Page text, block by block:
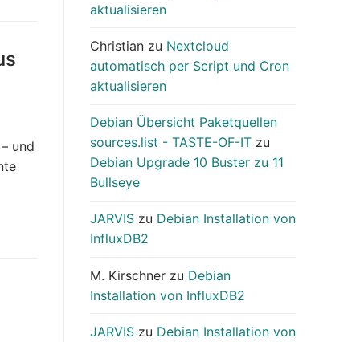
und
aktualisieren
Christian zu Nextcloud
automatisch per Script und Cron
aktualisieren
Debian Übersicht Paketquellen
sources.list - TASTE-OF-IT zu
Debian Upgrade 10 Buster zu 11
Bullseye
JARVIS zu Debian Installation von
InfluxDB2
M. Kirschner zu Debian
Installation von InfluxDB2
JARVIS zu Debian Installation von